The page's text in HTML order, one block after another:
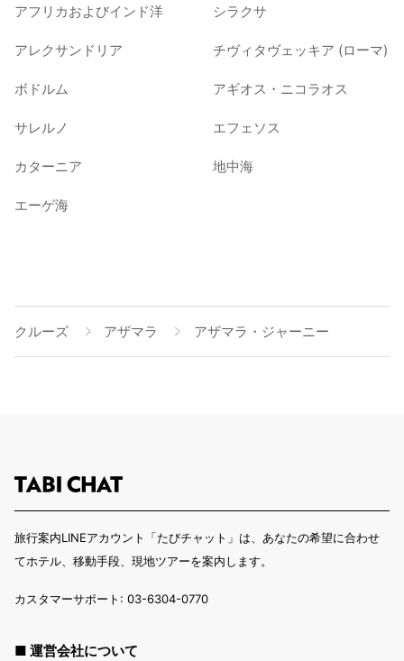
アフリカおよびインド洋 シラクサ
アレクサンドリア チヴィタヴェッキア (ローマ)
ボドルム アギオス・ニコラオス
サレルノ エフェソス
カターニア 地中海
エーゲ海
クルーズ アザマラ アザマラ・ジャーニー
旅行案内LINEアカウント「たびチャット」は、あなたの希望に合わせ
てホテル、移動手段、現地ツアーを案内します。
カスタマーサポート: 03-6304-0770
■ 運営会社について